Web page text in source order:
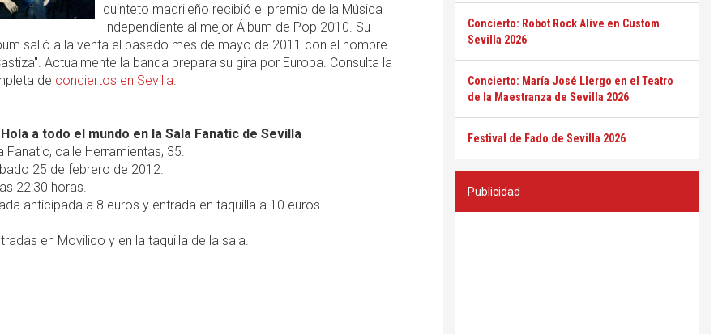
quinteto madrileño recibió el premio de la Música
Independiente al mejor Álbum de Pop 2010. Su
salió a la venta el pasado mes de mayo de 2011 con el nombre
Actualmente la banda prepara su gira por Europa. Consulta la
de conciertos en Sevilla.
a todo el mundo en la Sala Fanatic de Sevilla
Fanatic, calle Herramientas, 35.
25 de febrero de 2012.
22:30 horas.
anticipada a 8 euros y entrada en taquilla a 10 euros.
en Movilico y en la taquilla de la sala.
Concierto: Robot Rock Alive en Custom
Sevilla 2026
Concierto: María José Llergo en el Teatro
de la Maestranza de Sevilla 2026
Festival de Fado de Sevilla 2026
Publicidad